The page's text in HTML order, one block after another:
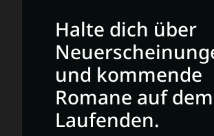
Halte dich über
und kommende
Romane auf dem
Laufenden.